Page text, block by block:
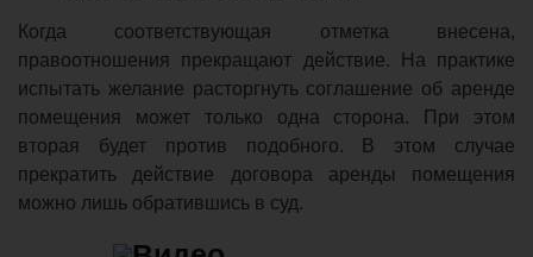
Когда соответствующая отметка внесена,
правоотношения прекращают действие. На практике
испытать желание расторгнуть соглашение об аренде
помещения может только одна сторона. При этом
вторая будет против подобного. В этом случае
прекратить действие договора аренды помещения
можно лишь обратившись в суд.